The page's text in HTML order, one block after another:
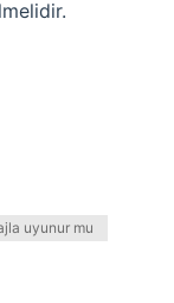
uyunur mu